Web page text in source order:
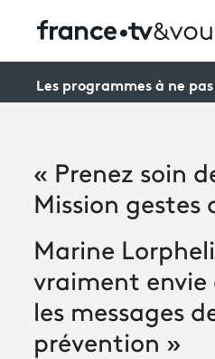
Participer et assister à une
À votre écoute
Productions et innovation
Les programmes à ne
« Prenez soin
Mission gestes
Marine
vraiment envie
les messages
prévention »